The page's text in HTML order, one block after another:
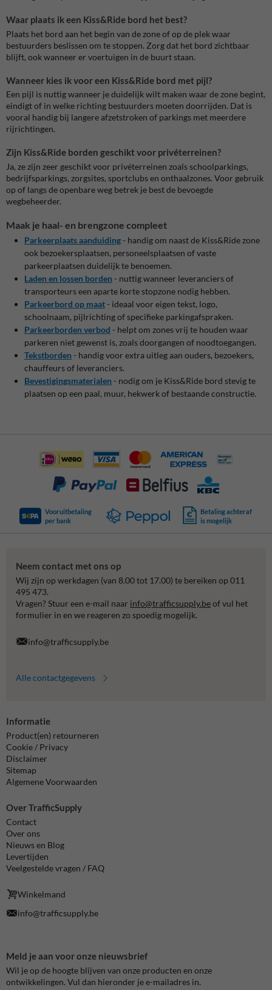
Waar plaats ik een Kiss&Ride bord het best?
Plaats het bord aan het begin van de zone of op de plek waar
bestuurders beslissen om te stoppen. Zorg dat het bord zichtbaar
blijft, ook wanneer er voertuigen in de buurt staan.
Wanneer kies ik voor een Kiss&Ride bord met pijl?
Een pijl is nuttig wanneer je duidelijk wilt maken waar de zone begint,
eindigt of in welke richting bestuurders moeten doorrijden. Dat is
vooral handig bij langere afzetstroken of parkings met meerdere
rijrichtingen.
Zijn Kiss&Ride borden geschikt voor privéterreinen?
Ja, ze zijn zeer geschikt voor privéterreinen zoals schoolparkings,
bedrijfsparkings, zorgsites, sportclubs en onthaalzones. Voor gebruik
op of langs de openbare weg betrek je best de bevoegde
wegbeheerder.
Maak je haal- en brengzone compleet
Parkeerplaats aanduiding- handig om naast de Kiss&Ride zone
ook bezoekersplaatsen, personeelsplaatsen of vaste
parkeerplaatsen duidelijk te benoemen.
Laden en lossen borden - nuttig wanneer leveranciers of
transporteurs een aparte korte stopzone nodig hebben.
Parkeerbord op maat- ideaal voor eigen tekst, logo,
schoolnaam, pijlrichting of specifieke parkingafspraken.
Parkeerborden verbod - helpt om zones vrij te houden waar
parkeren niet gewenst is, zoals doorgangen of noodtoegangen.
Tekstborden - handig voor extra uitleg aan ouders, bezoekers,
chauffeurs of leveranciers.
Bevestigingsmaterialen - nodig om je Kiss&Ride bord stevig te
plaatsen op een paal, muur, hekwerk of bestaande constructie.
Vooruitbetaling
per bank
Betaling achteraf
is mogelijk
Neem contact met ons op
Wij zijn op werkdagen (van 8.00 tot 17.00) te bereiken op 011
495 473.
Vragen? Stuur een e-mail naar info@trafficsupply.beof vul het
formulier in en we reageren zo spoedig mogelijk.
info@trafficsupply.be
Alle contactgegevens
Informatie
Product(en) retourneren
Cookie / Privacy
Disclaimer
Sitemap
Algemene Voorwaarden
Over TrafficSupply
Contact
Over ons
Nieuws en Blog
Levertijden
Veelgestelde vragen / FAQ
Winkelmand
info@trafficsupply.be
Meld je aan voor onze nieuwsbrief
Wil je op de hoogte blijven van onze producten en onze
ontwikkelingen. Vul dan hieronder je e-mailadres in.